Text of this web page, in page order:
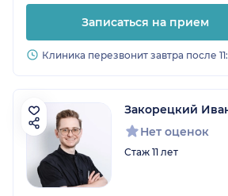
Записаться на прием
Клиника перезвонит завтра после
Закорецкий
Нет оценок
Стаж 11 лет